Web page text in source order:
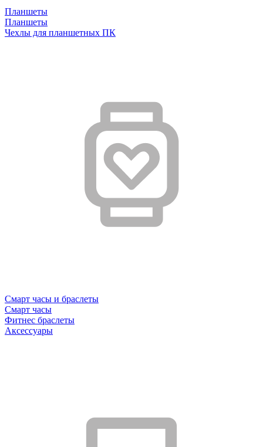
Планшеты
Планшеты
Чехлы для планшетных ПК
Смарт часы и браслеты
Смарт часы
Фитнес браслеты
Аксессуары